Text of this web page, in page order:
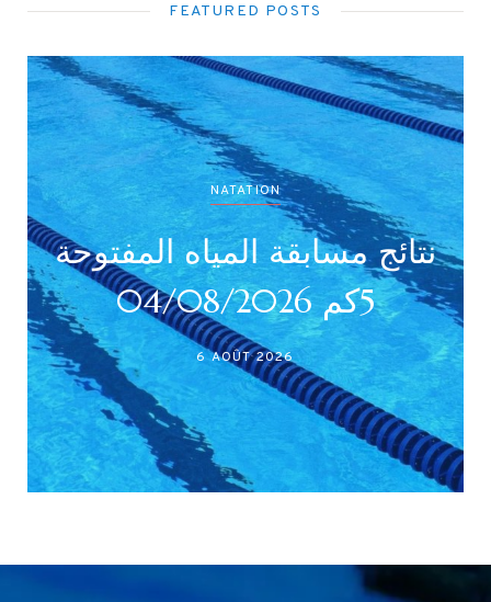
FEATURED POSTS
NATATION
بطولة جميع الأصناف
(أداني /أصاغر/أواسط /
أكابر)
27 JUILLET 2026